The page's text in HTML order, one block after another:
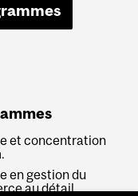
et concentration
en gestion du
au détail